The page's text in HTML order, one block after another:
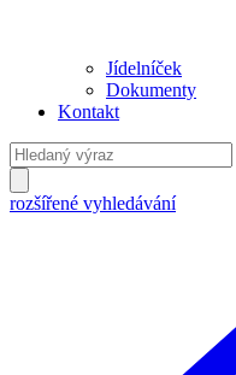
Jídelníček
Dokumenty
Kontakt
rozšířené vyhledávání